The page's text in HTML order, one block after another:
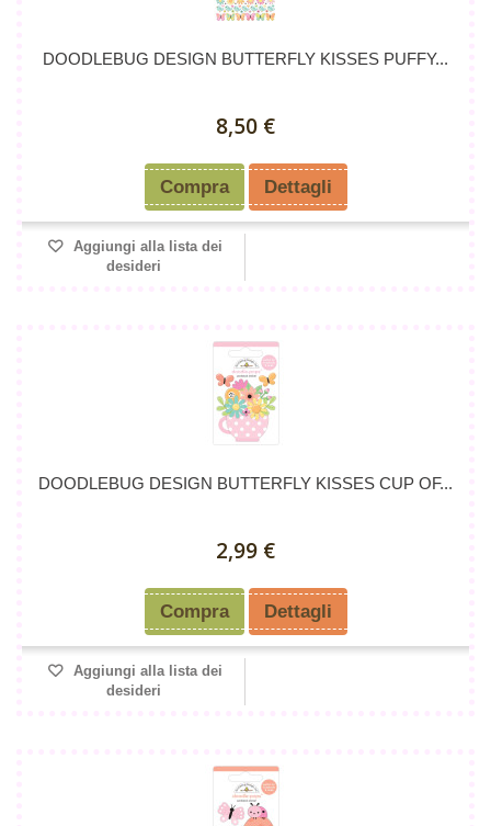
DOODLEBUG DESIGN BUTTERFLY KISSES PUFFY...
8,50 €
Compra Dettagli
Aggiungi alla lista dei
desideri
DOODLEBUG DESIGN BUTTERFLY KISSES CUP OF...
2,99 €
Compra Dettagli
Aggiungi alla lista dei
desideri